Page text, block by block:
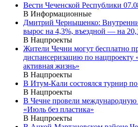
Вести Чеченской Республики
В Информационные
Дмитрий Чернышенко:
вырос на 4,3%, въездной — на
В Нацпроекты
Жители Чечни могут бесплатно
диспансеризацию по нацпроекту
активная жизнь»
В Нацпроекты
В Итум-Кали состоялся турнир
В Нацпроекты
В Чечне провели
«Июль без пластика»
В Нацпроекты